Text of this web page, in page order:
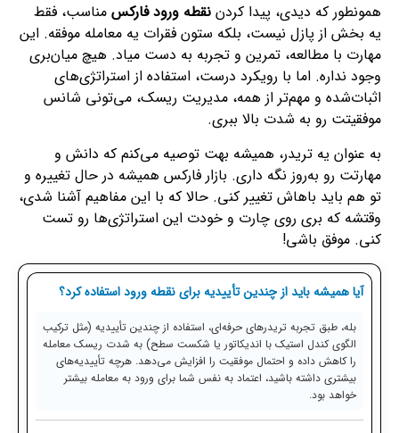
همونطور که دیدی، پیدا کردن نقطه ورود فارکس مناسب، فقط
یه بخش از پازل نیست، بلکه ستون فقرات یه معامله موفقه. این
مهارت با مطالعه، تمرین و تجربه به دست میاد. هیچ میان‌بری
وجود نداره. اما با رویکرد درست، استفاده از استراتژی‌های
اثبات‌شده و مهم‌تر از همه، مدیریت ریسک، می‌تونی شانس
موفقیتت رو به شدت بالا ببری.
به عنوان یه تریدر، همیشه بهت توصیه می‌کنم که دانش و
مهارتت رو به‌روز نگه داری. بازار فارکس همیشه در حال تغییره و
تو هم باید باهاش تغییر کنی. حالا که با این مفاهیم آشنا شدی،
وقتشه که بری روی چارت و خودت این استراتژی‌ها رو تست
کنی. موفق باشی!
آیا همیشه باید از چندین تأییدیه برای نقطه ورود استفاده کرد؟
بله، طبق تجربه تریدرهای حرفه‌ای، استفاده از چندین تأییدیه (مثل ترکیب
الگوی کندل استیک با اندیکاتور یا شکست سطح) به شدت ریسک معامله
را کاهش داده و احتمال موفقیت را افزایش می‌دهد. هرچه تأییدیه‌های
بیشتری داشته باشید، اعتماد به نفس شما برای ورود به معامله بیشتر
خواهد بود.